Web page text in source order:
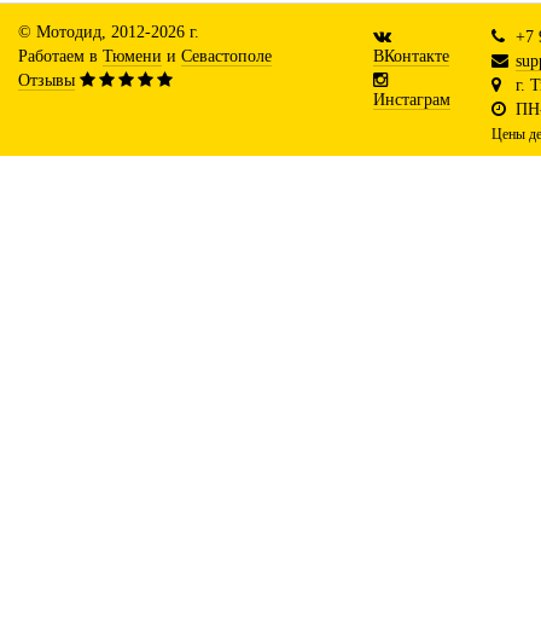
© Мотодид, 2012-2026 г.
Работаем в Тюмени и Севастополе
Отзывы
ВКонтакте
Инстаграм
+7
г.
Цены